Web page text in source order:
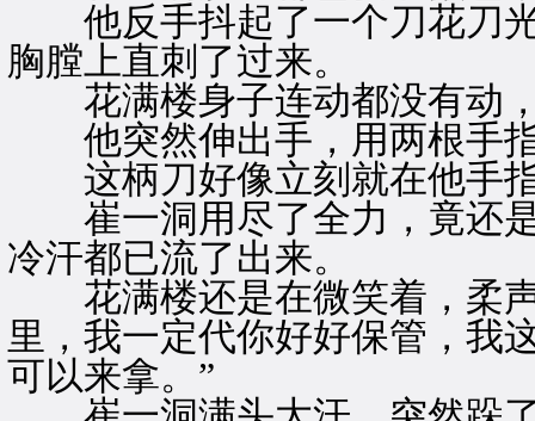
他反手抖起了一个刀花刀光
胸膛上直刺了过来。
花满楼身子连动都没有动
他突然伸出手，用两根手指
这柄刀好像立刻就在他手
崔一洞用尽了全力，竟还是
冷汗都已流了出来。
花满楼还是在微笑着，柔声
里，我一定代你好好保管，我
可以来拿。”